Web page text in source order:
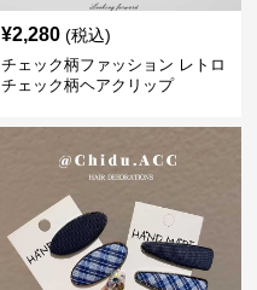
¥2,280 (税込)
チェック柄ファッション レトロ
チェック柄ヘアクリップ